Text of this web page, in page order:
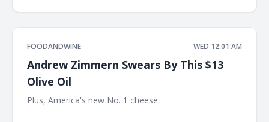
FOODANDWINE WED 12:01 AM
Andrew Zimmern Swears By This $13
Olive Oil
Plus, America's new No. 1 cheese. ‌ ‌ ‌ ‌ ‌ ‌ ‌ ‌ ‌ ‌ ‌ ‌ ‌ ‌ ‌ ‌ ‌ ‌ ‌ ‌ ‌ ‌ ‌ ‌ ‌ ‌ ‌ ‌ ‌ ‌ ‌ ‌ ‌ ‌